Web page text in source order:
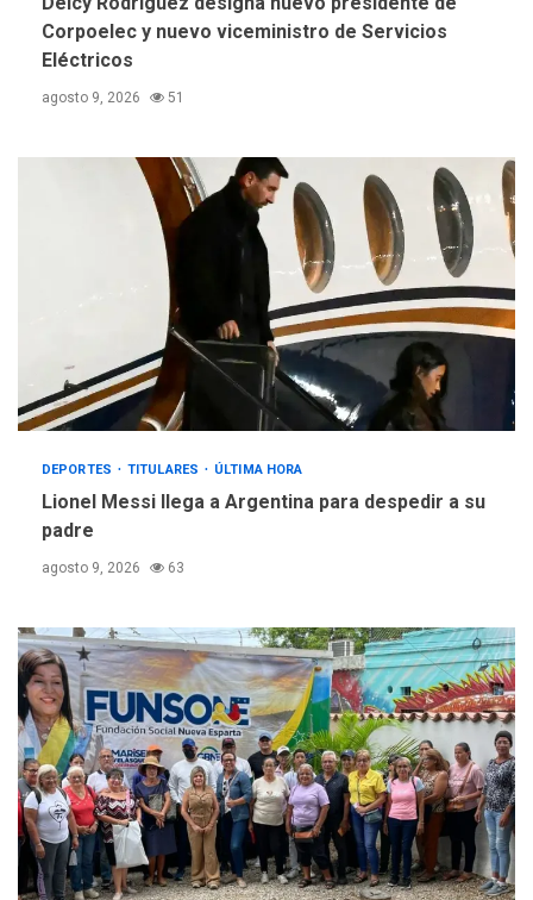
Corpoelec y nuevo viceministro de Servicios
Eléctricos
agosto 9, 2026 51
DEPORTES TITULARES ÚLTIMA HORA
Lionel Messi llega a Argentina para despedir a su
padre
agosto 9, 2026 63